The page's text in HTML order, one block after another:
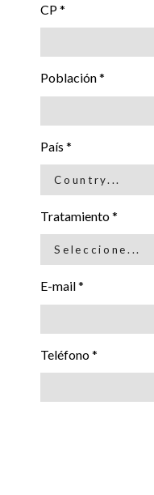
CP *
Población *
País *
Tratamiento *
E-mail *
Teléfono *